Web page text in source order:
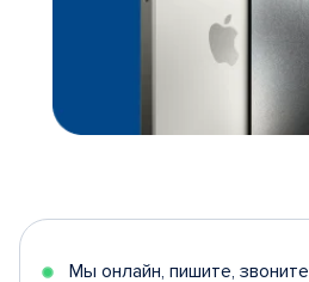
Мы онлайн, пишите, звоните